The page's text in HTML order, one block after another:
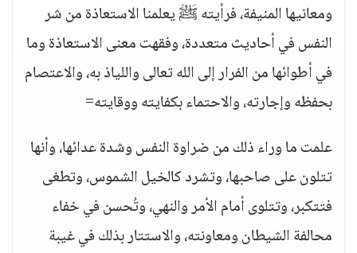
ومعانيها المنيفة، فرأيته ﷺ يعلمنا الاستعاذة من شر
النفس في أحاديث متعددة، وفقهت معنى الاستعاذة وما
في أطوائها من الفرار إلى الله تعالى واللياذ به، والاعتصام
بحفظه وإجارته، والاحتماء بكفايته ووقايته=
علمت ما وراء ذلك من ضراوة النفس وشدة عدائها، وأنها
تتلون على صاحبها، وتشرد كالخيل الشموس، وتطغى
فتتكبر، وتتلوى أمام الأمر والنهي، وتُحسن في خفاء
محالفة الشيطان ومعاونته، والاستتار بذلك في غيبة